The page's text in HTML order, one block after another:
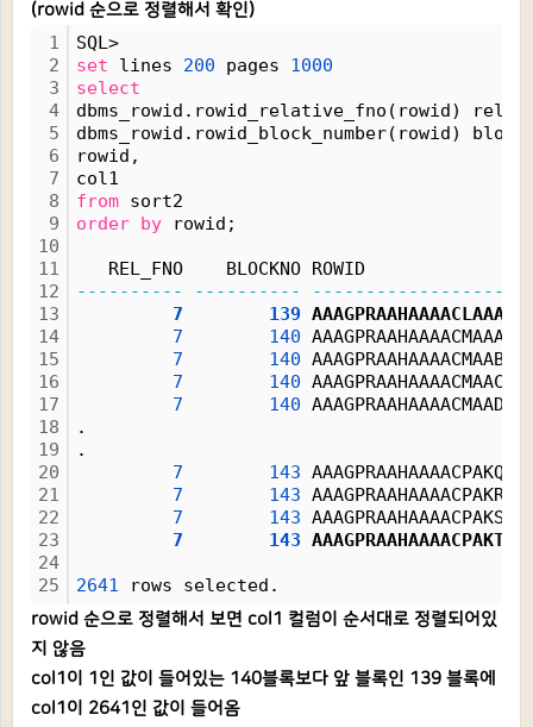
(rowid 순으로 정렬해서 확인)
1
2
3
4
5
6
7
8
9
10
11
12
13
14
15
16
17
18
19
20
21
22
23
24
25
SQL>
set lines 200 pages 1000
select
dbms_rowid.rowid_relative_fno(rowid)
dbms_rowid.rowid_block_number(rowid)
rowid,
col1
from sort2
order by rowid;
REL_FNO    BLOCKNO ROWID
----------
---------- ------------------
7
139
7
140
7
140
7
140
7
140
.
.
7
143
7
143
7
143
7
143
2641 rows selected.
rowid 순으로 정렬해서 보면 col1 컬럼이 순서대로 정렬되어있
지 않음
col1이 1인 값이 들어있는 140블록보다 앞 블록인 139 블록에
col1이 2641인 값이 들어옴